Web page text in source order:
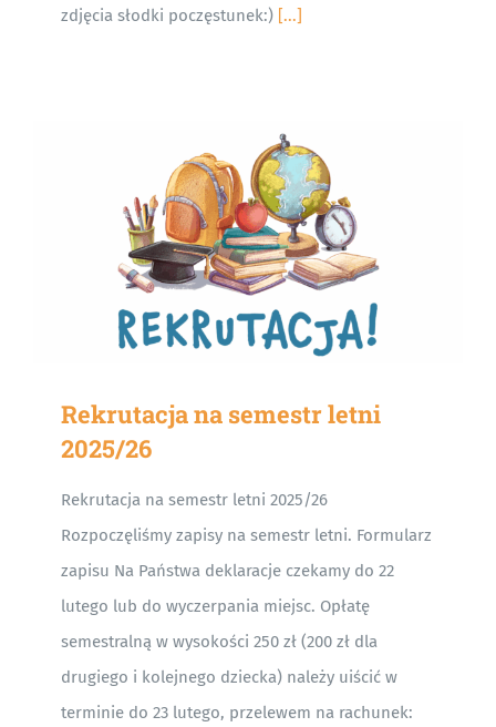
zdjęcia słodki poczęstunek:) [...]
Rekrutacja na semestr letni
2025/26
Rekrutacja na semestr letni 2025/26
Rozpoczęliśmy zapisy na semestr letni. Formularz
zapisu Na Państwa deklaracje czekamy do 22
lutego lub do wyczerpania miejsc. Opłatę
semestralną w wysokości 250 zł (200 zł dla
drugiego i kolejnego dziecka) należy uiścić w
terminie do 23 lutego, przelewem na rachunek: